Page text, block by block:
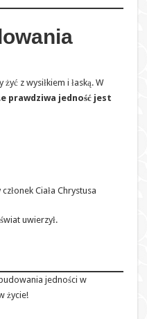
z wysiłkiem i łaską. W
prawdziwa jedność jest
Ciała Chrystusa
uwierzył.
jedności w
życie!